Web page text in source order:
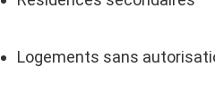
Logements sans